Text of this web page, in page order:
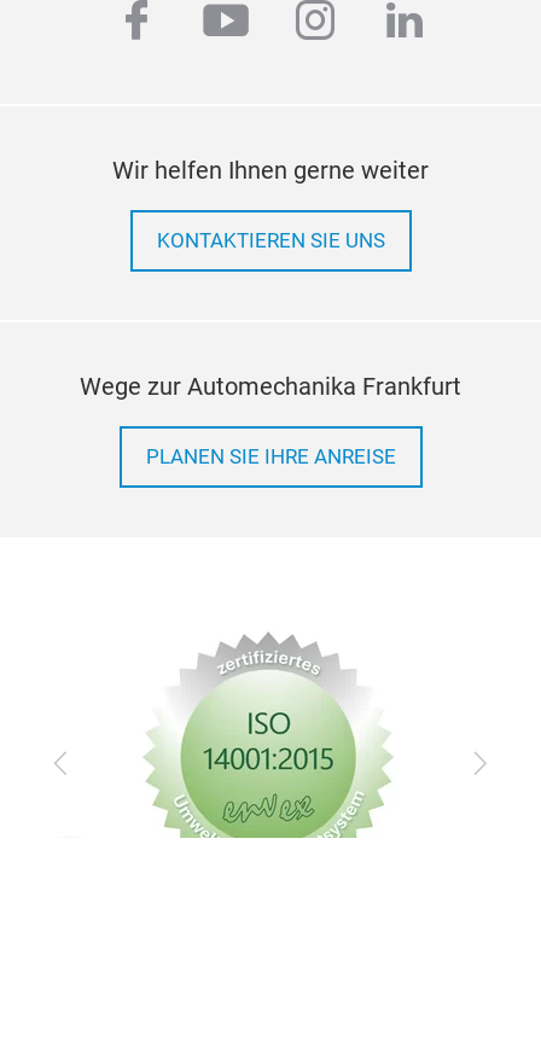
facebook
youtubeinstagram
linkedin
Wir helfen Ihnen gerne weiter
KONTAKTIEREN SIE UNS
Wege zur Automechanika Frankfurt
PLANEN SIE IHRE ANREISE
Zurück Vor